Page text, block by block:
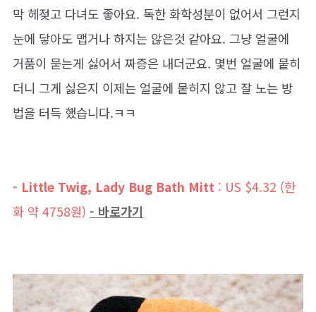
막 헤젖고 다녀도 좋아요. 독한 화학성분이 없어서 그런지
눈에 닿아도 맵거나 하지는 않은것 같아요. 그냥 얼굴에
거품이 묻는게 싫어서 짜증은 내더군요. 몇번 얼굴에 뭍히
더니 그게 싫은지 이제는 얼굴에 뭍히지 않고 잘 노는 방
법을 터득 했습니다.ㅋㅋ
- Little Twig, Lady Bug Bath Mitt : US $4.32 (한
화 약 4758원) - 바로가기